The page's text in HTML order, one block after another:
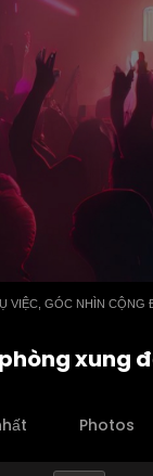
VIỆC, GÓC NHÌN CỘNG
xung
Photos